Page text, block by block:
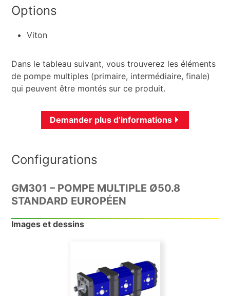
Options
Viton
Dans le tableau suivant, vous trouverez les éléments
de pompe multiples (primaire, intermédiaire, finale)
qui peuvent être montés sur ce produit.
Demander plus d’informations
Configurations
GM301 – POMPE MULTIPLE Ø50.8
STANDARD EUROPÉEN
Images et dessins